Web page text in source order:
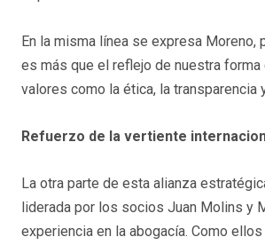
En la misma línea se expresa
es más que el reflejo de nuestra
valores como la ética, la transparencia
Refuerzo de la vertiente
La otra parte de esta alianza
liderada por los socios Juan Molins y
experiencia en la abogacía. Como